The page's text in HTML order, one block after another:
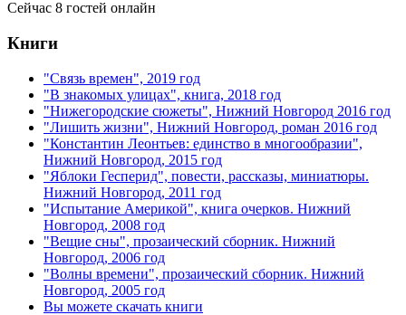
Сейчас 8 гостей онлайн
Книги
"Связь времен", 2019 год
"В знакомых улицах", книга, 2018 год
"Нижегородские сюжеты", Нижний Новгород 2016 год
"Лишить жизни", Нижний Новгород, роман 2016 год
"Константин Леонтьев: единство в многообразии",
Нижний Новгород, 2015 год
"Яблоки Гесперид", повести, рассказы, миниатюры.
Нижний Новгород, 2011 год
"Испытание Америкой", книга очерков. Нижний
Новгород, 2008 год
"Вещие сны", прозаический сборник. Нижний
Новгород, 2006 год
"Волны времени", прозаический сборник. Нижний
Новгород, 2005 год
Вы можете скачать книги